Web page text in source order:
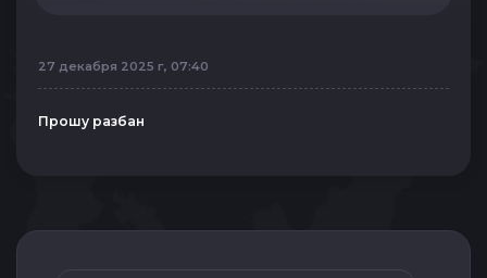
27 декабря 2025 г, 07:40
Прошу разбан